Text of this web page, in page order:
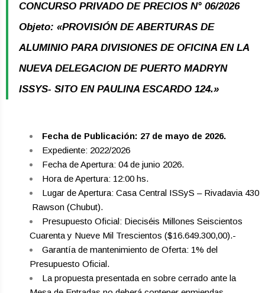
CONCURSO PRIVADO DE PRECIOS N° 06/2026
Objeto: «PROVISIÓN DE ABERTURAS DE
ALUMINIO PARA DIVISIONES DE OFICINA EN LA
NUEVA DELEGACION DE PUERTO MADRYN
ISSYS- SITO EN PAULINA ESCARDO 124.»
Fecha de Publicación: 27 de mayo de 2026.
Expediente: 2022/2026
Fecha de Apertura: 04 de junio 2026.
Hora de Apertura: 12:00 hs.
Lugar de Apertura: Casa Central ISSyS – Rivadavia 430
­ Rawson (Chubut).
Presupuesto Oficial: Dieciséis Millones Seiscientos
Cuarenta y Nueve Mil Trescientos ($16.649.300,00).-
Garantía de mantenimiento de Oferta: 1% del
Presupuesto Oficial.
La propuesta presentada en sobre cerrado ante la